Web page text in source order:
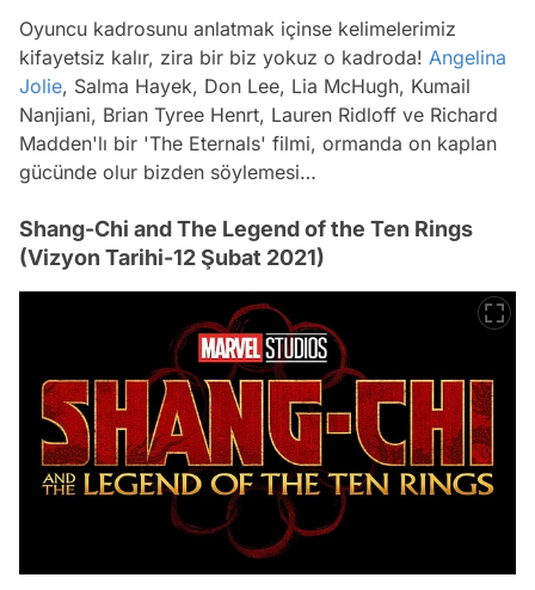
Oyuncu kadrosunu anlatmak içinse kelimelerimiz
kifayetsiz kalır, zira bir biz yokuz o kadroda! Angelina
Jolie, Salma Hayek, Don Lee, Lia McHugh, Kumail
Nanjiani, Brian Tyree Henrt, Lauren Ridloff ve Richard
Madden'lı bir 'The Eternals' filmi, ormanda on kaplan
gücünde olur bizden söylemesi…
Shang-Chi and The Legend of the Ten Rings
(Vizyon Tarihi-12 Şubat 2021)